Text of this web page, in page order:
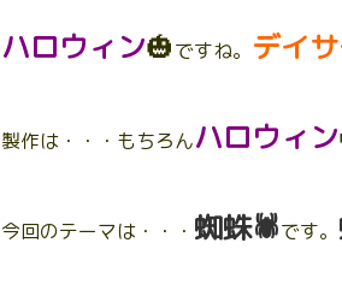
ハロウィン🎃ですね。 デイ
製作は・・・もちろんハロウィン
今回のテーマは・・・ 蜘蛛🕷️です。